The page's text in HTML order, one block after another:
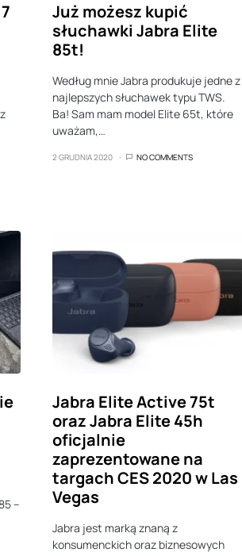
Już możesz kupić
słuchawki Jabra Elite
85t!
Według mnie Jabra produkuje jedne z
najlepszych słuchawek typu TWS.
Ba! Sam mam model Elite 65t, które
uważam,…
2 GRUDNIA 2020 NO COMMENTS
–
Jabra Elite Active 75t
oraz Jabra Elite 45h
oficjalnie
zaprezentowane na
targach CES 2020 w Las
Vegas
Jabra jest marką znaną z
konsumenckich oraz biznesowych